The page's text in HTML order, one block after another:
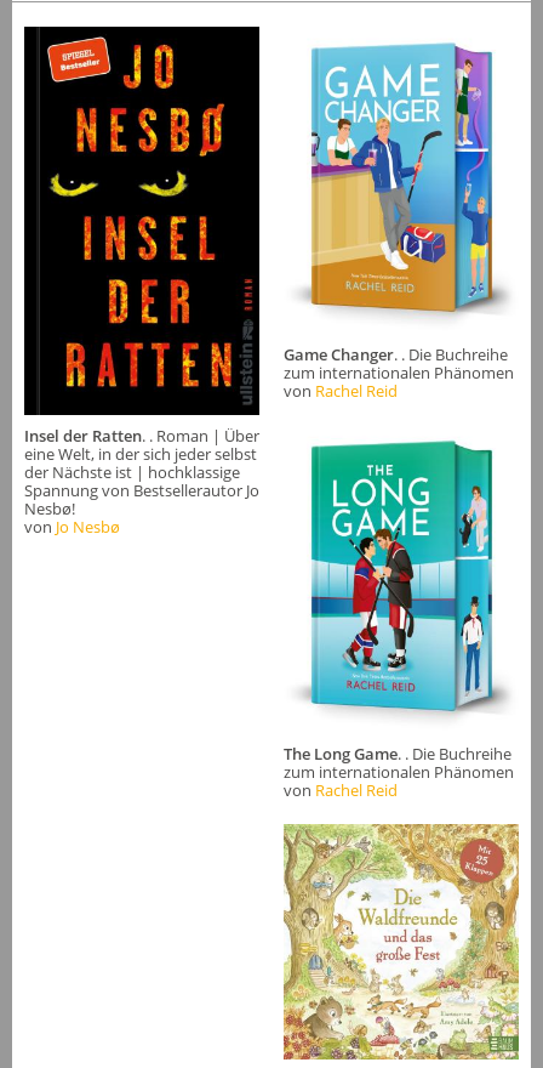
Insel der Ratten. . Roman | Über
eine Welt, in der sich jeder selbst
der Nächste ist | hochklassige
Spannung von Bestsellerautor Jo
Nesbø!
von Jo Nesbø
Game Changer. . Die Buchreihe
zum internationalen Phänomen
von Rachel Reid
The Long Game. . Die Buchreihe
zum internationalen Phänomen
von Rachel Reid